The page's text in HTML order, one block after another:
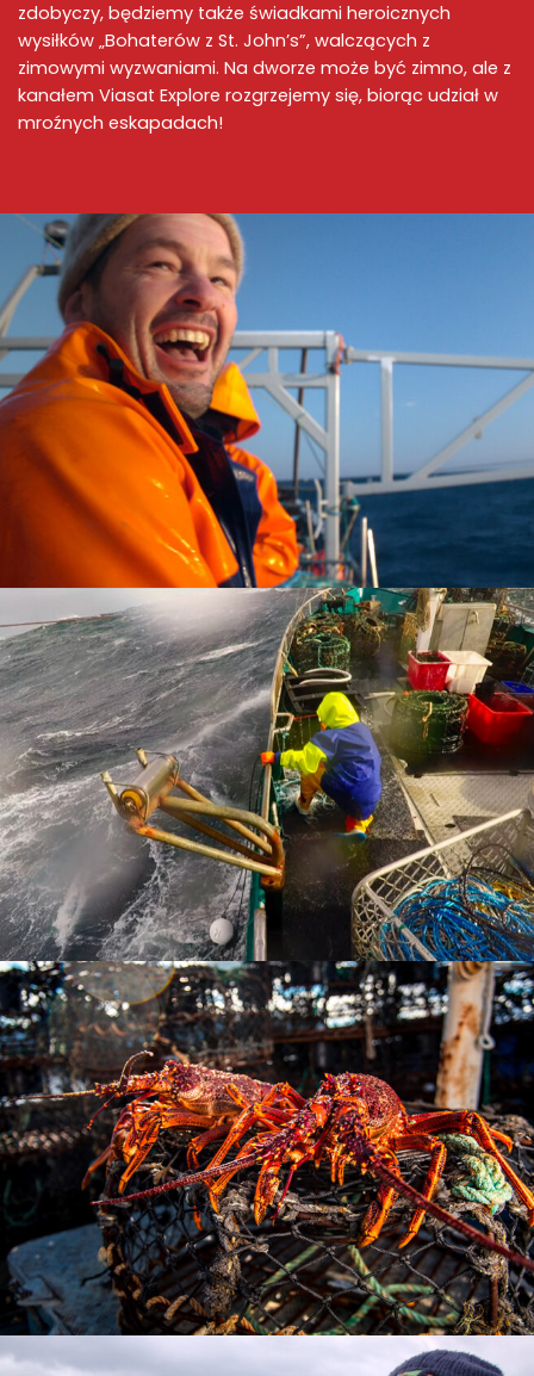
zdobyczy, będziemy także świadkami heroicznych
wysiłków „Bohaterów z St. John’s”, walczących z
zimowymi wyzwaniami. Na dworze może być zimno, ale z
kanałem Viasat Explore rozgrzejemy się, biorąc udział w
mroźnych eskapadach!